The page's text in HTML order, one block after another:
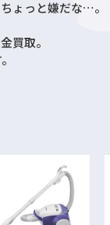
ょっと嫌だな…。
買取。